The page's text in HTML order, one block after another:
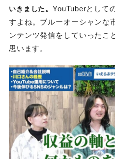
いきました。YouTuberとして
すよね。ブルーオーシャンな
ンテンツ発信をしていったこ
思います。